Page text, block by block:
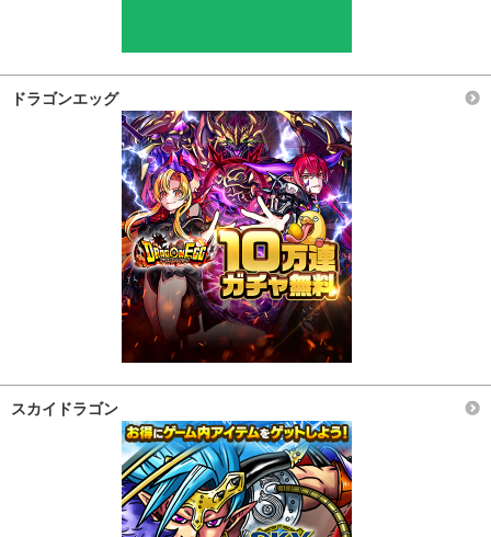
ドラゴンエッグ
スカイドラゴン